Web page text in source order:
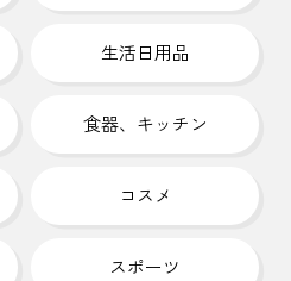
生活日用品
食器、キッチン
コスメ
スポーツ